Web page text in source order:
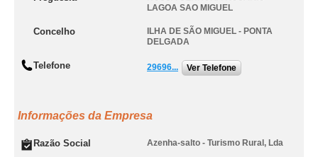
LAGOA SAO MIGUEL
Concelho
ILHA DE SÃO MIGUEL - PONTA
DELGADA
Telefone 29696... Ver Telefone
Informações da Empresa
Razão Social Azenha-salto - Turismo Rural, Lda